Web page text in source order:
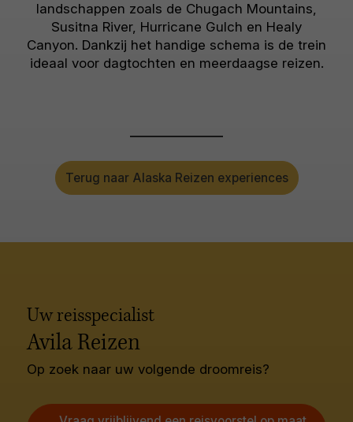
landschappen zoals de Chugach Mountains,
Susitna River, Hurricane Gulch en Healy
Canyon. Dankzij het handige schema is de trein
ideaal voor dagtochten en meerdaagse reizen.
Terug naar Alaska Reizen experiences
Uw reisspecialist
Avila Reizen
Op zoek naar uw volgende droomreis?